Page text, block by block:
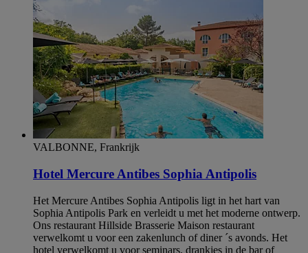
VALBONNE, Frankrijk
Hotel Mercure Antibes Sophia Antipolis
Het Mercure Antibes Sophia Antipolis ligt in het hart van
Sophia Antipolis Park en verleidt u met het moderne ontwerp.
Ons restaurant Hillside Brasserie Maison restaurant
verwelkomt u voor een zakenlunch of diner ´s avonds. Het
hotel verwelkomt u voor seminars, drankjes in de bar of